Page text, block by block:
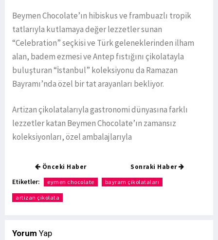
Beymen Chocolate’ın hibiskus ve frambuazlı tropik
tatlarıyla kutlamaya değer lezzetler sunan
“Celebration” seçkisi ve Türk geleneklerinden ilham
alan, badem ezmesi ve Antep fıstığını çikolatayla
buluşturan “İstanbul” koleksiyonu da Ramazan
Bayramı’nda özel bir tat arayanları bekliyor.
Artizan çikolatalarıyla gastronomi dünyasına farklı
lezzetler katan Beymen Chocolate’ın zamansız
koleksiyonları, özel ambalajlarıyla
Önceki Haber Sonraki Haber
Etiketler: eymen chocolate bayram çikolataları
artizan çikolata
Yorum Yap